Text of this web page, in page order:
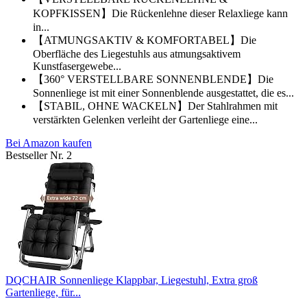
KOPFKISSEN】Die Rückenlehne dieser Relaxliege kann
in...
【ATMUNGSAKTIV & KOMFORTABEL】Die
Oberfläche des Liegestuhls aus atmungsaktivem
Kunstfasergewebe...
【360° VERSTELLBARE SONNENBLENDE】Die
Sonnenliege ist mit einer Sonnenblende ausgestattet, die es...
【STABIL, OHNE WACKELN】Der Stahlrahmen mit
verstärkten Gelenken verleiht der Gartenliege eine...
Bei Amazon kaufen
Bestseller Nr. 2
DQCHAIR Sonnenliege Klappbar, Liegestuhl, Extra groß
Gartenliege, für...